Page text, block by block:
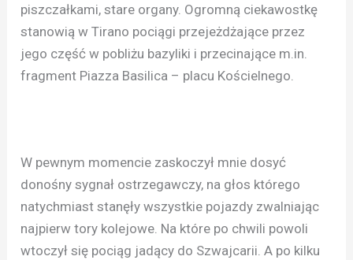
piszczałkami, stare organy. Ogromną ciekawostkę
stanowią w Tirano pociągi przejeżdżające przez
jego część w pobliżu bazyliki i przecinające m.in.
fragment Piazza Basilica – placu Kościelnego.
W pewnym momencie zaskoczył mnie dosyć
donośny sygnał ostrzegawczy, na głos którego
natychmiast stanęły wszystkie pojazdy zwalniając
najpierw tory kolejowe. Na które po chwili powoli
wtoczył się pociąg jadący do Szwajcarii. A po kilku